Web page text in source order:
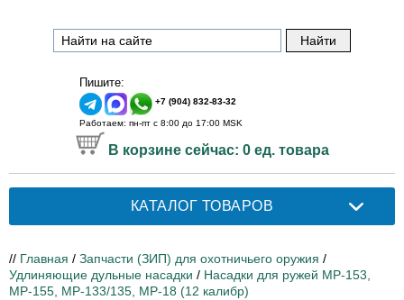
Пишите:
+7 (904) 832-83-32
Работаем: пн-пт с 8:00 до 17:00 MSK
В корзине сейчас: 0ед. товара
КАТАЛОГ ТОВАРОВ
// Главная / Запчасти (ЗИП) для охотничьего оружия /
Удлиняющие дульные насадки / Насадки для ружей МР-153,
МР-155, МР-133/135, МР-18 (12 калибр)